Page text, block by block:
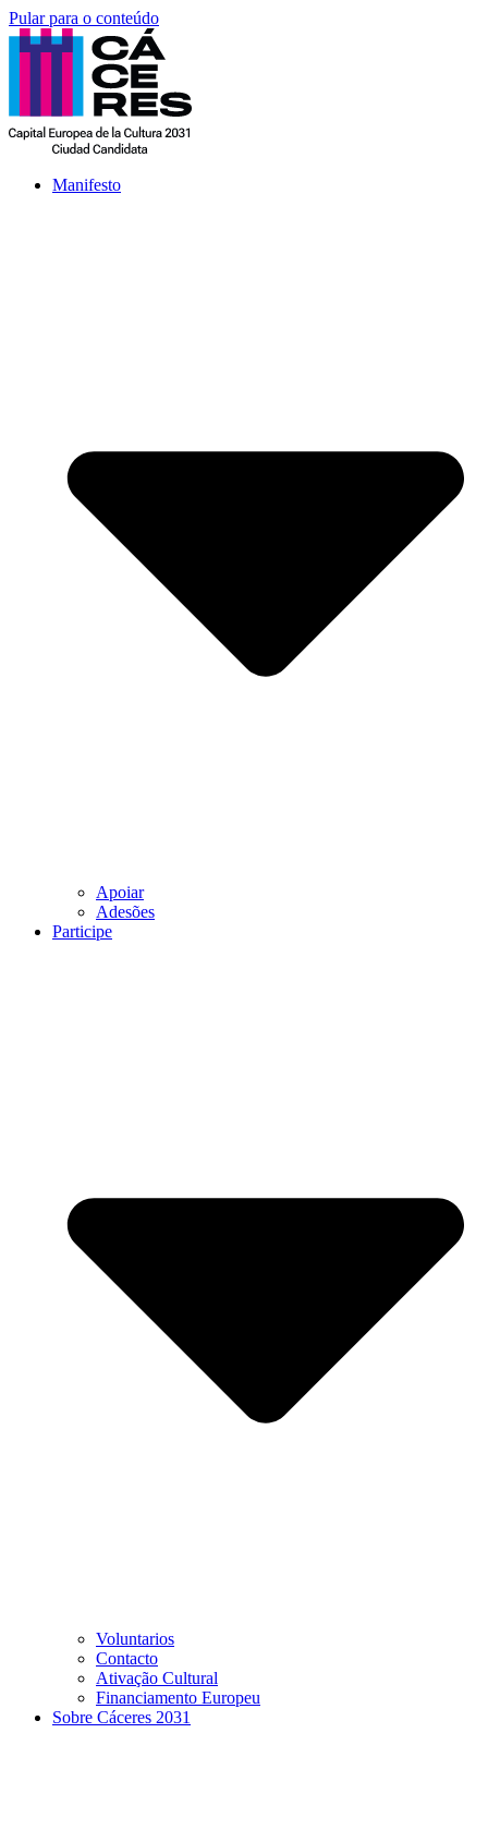
Pular para o conteúdo
Manifesto
Apoiar
Adesões
Participe
Voluntarios
Contacto
Ativação Cultural
Financiamento Europeu
Sobre Cáceres 2031